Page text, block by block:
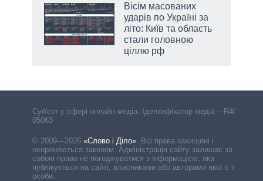
Вісім масованих
ударів по Україні за
літо: Київ та область
стали головною
ціллю рф
Cуб'єкт у сфері онлайн-медіа. Ідентифікатор медіа – R40-
05063
© 2009—2026 «Слово і Діло» Всі права захищені і
охороняються законом. Адміністрація сайту залишає за
собою право не погоджуватися з інформацією, яка
публікується на сайті, власниками або авторами якої є треті
особи.